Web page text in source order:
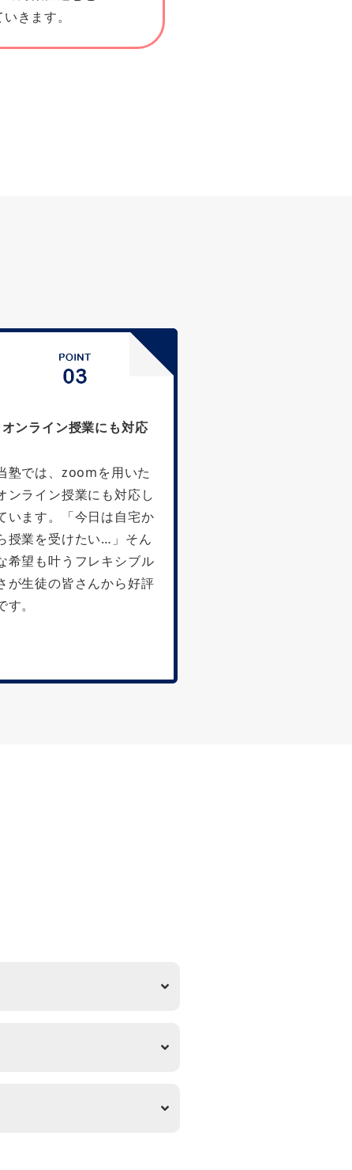
きます。
オンライン授業にも対応
塾では、zoomを用いた
ンライン授業にも対応し
います。「今日は自宅か
授業を受けたい…」そん
希望も叶うフレキシブル
が生徒の皆さんから好評
す。